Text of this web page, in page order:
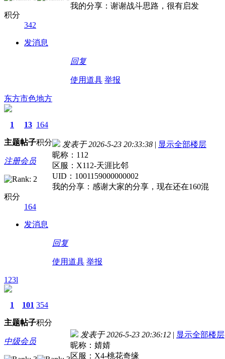
积分
342
发消息
我的分享：谢谢战斗思路，很有启发
回复
使用道具 举报
东方市色地方
1
主题
13
帖子
164
积分
注册会员
积分
164
发消息
发表于 2026-5-23 20:33:38 | 显示全部楼层
昵称：112
区服：X112-天涯比邻
UID：1001159000000002
我的分享：感谢大家的分享，现在还在160混
回复
使用道具 举报
123l
1
主题
101
帖子
354
积分
中级会员
发表于 2026-5-23 20:36:12 | 显示全部楼层
昵称：婧婧
区服：X4-桃花奇缘